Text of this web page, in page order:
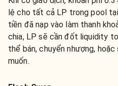
lệ cho tất cả LP trong pool
tiền đã nạp vào làm thanh
chia, LP sẽ cần đốt liquidity
thể bán, chuyển nhượng,
muốn.